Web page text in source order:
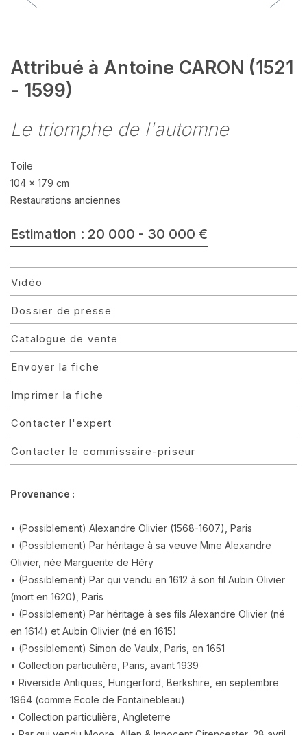
Attribué à Antoine CARON (1521
- 1599)
Le triomphe de l'automne
Toile
104 x 179 cm
Restaurations anciennes
Estimation : 20 000 - 30 000 €
Vidéo
Dossier de presse
Catalogue de vente
Envoyer la fiche
Imprimer la fiche
Contacter l'expert
Contacter le commissaire-priseur
Provenance :
• (Possiblement) Alexandre Olivier (1568-1607), Paris
• (Possiblement) Par héritage à sa veuve Mme Alexandre
Olivier, née Marguerite de Héry
• (Possiblement) Par qui vendu en 1612 à son fil Aubin Olivier
(mort en 1620), Paris
• (Possiblement) Par héritage à ses fils Alexandre Olivier (né
en 1614) et Aubin Olivier (né en 1615)
• (Possiblement) Simon de Vaulx, Paris, en 1651
• Collection particulière, Paris, avant 1939
• Riverside Antiques, Hungerford, Berkshire, en septembre
1964 (comme Ecole de Fontainebleau)
• Collection particulière, Angleterre